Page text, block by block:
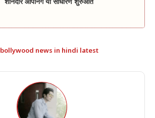
bollywood news in hindi latest